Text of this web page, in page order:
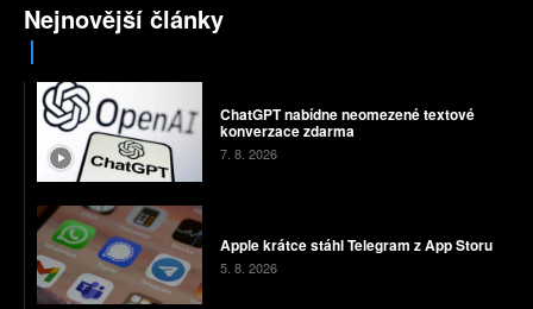
Nejnovější články
ChatGPT nabídne neomezené textové
konverzace zdarma
7. 8. 2026
Apple krátce stáhl Telegram z App Storu
5. 8. 2026